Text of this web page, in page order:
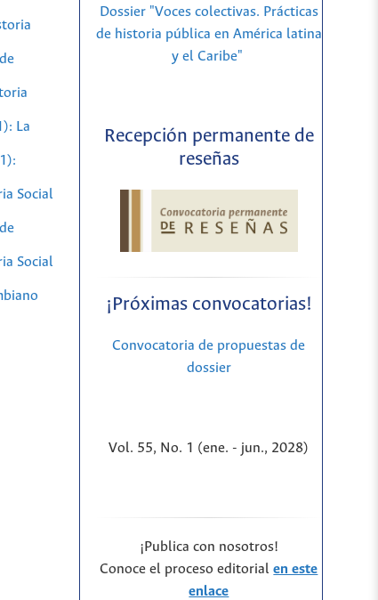
La
Social
Social
Dossier "Voces colectivas. Prácticas
de historia pública en América latina
y el Caribe"
Recepción permanente de
reseñas
¡Próximas convocatorias!
Convocatoria de propuestas de
dossier
Vol. 55, No. 1 (ene. - jun., 2028)
¡Publica con nosotros!
Conoce el proceso editorialen este
enlace